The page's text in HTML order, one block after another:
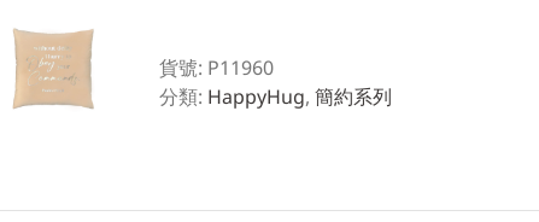
貨號: P11960
分類: HappyHug, 簡約系列